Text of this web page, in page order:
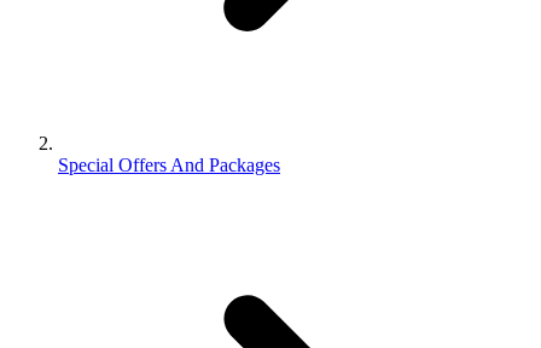
Special Offers And Packages